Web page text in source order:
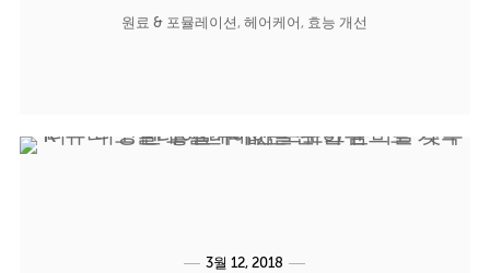
원료 & 포뮬레이션,헤어케어, 효능 개선
3월 12, 2018